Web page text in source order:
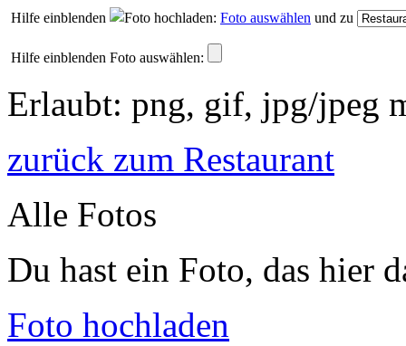
Hilfe einblenden Foto auswählen und zu
Hilfe einblenden Foto auswählen:
Erlaubt: png, gif, jpg/jpeg
zurück zum Restaurant
Alle Fotos
Du hast ein Foto, das hier
Foto hochladen